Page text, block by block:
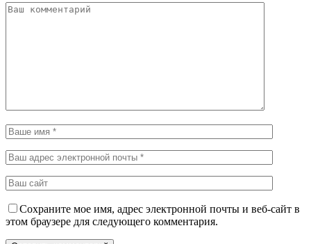
Сохраните мое имя, адрес электронной почты и веб-сайт в
этом браузере для следующего комментария.